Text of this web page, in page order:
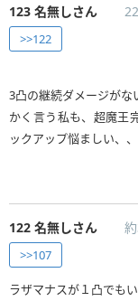
123 名無しさん
>>122
3凸の継続ダメージがな
かく言う私も、超魔王
ックアップ悩ましい、
122 名無しさん
>>107
ラザマナスが１凸でも